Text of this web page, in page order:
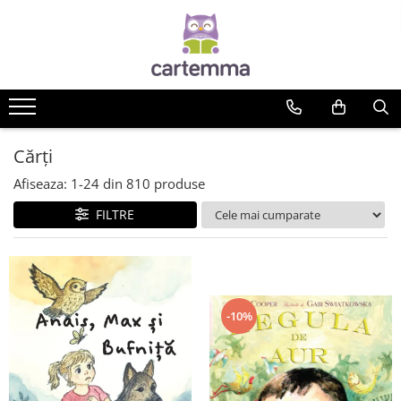
Tematică
Craciun
Activități
Atlase si enciclopedii
Carte de bucate
Călătorie
Educație
Educație financiară
Hobby si craft
Inteligenta emotionala
Limbi străine
Muzicale
Cărți
Afiseaza: 1-24 din 810 produse
FILTRE
-10%